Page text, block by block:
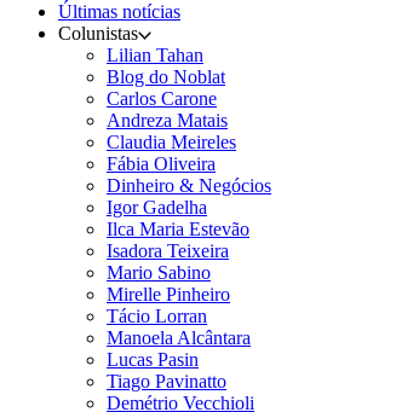
Últimas notícias
Colunistas
Lilian Tahan
Blog do Noblat
Carlos Carone
Andreza Matais
Claudia Meireles
Fábia Oliveira
Dinheiro & Negócios
Igor Gadelha
Ilca Maria Estevão
Isadora Teixeira
Mario Sabino
Mirelle Pinheiro
Tácio Lorran
Manoela Alcântara
Lucas Pasin
Tiago Pavinatto
Demétrio Vecchioli